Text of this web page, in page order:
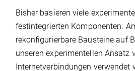
Bisher basieren viele
festintegrierten Komponenten.
rekonfigurierbare Bausteine auf
unseren experimentellen Ansatz
Internetverbindungen verwendet